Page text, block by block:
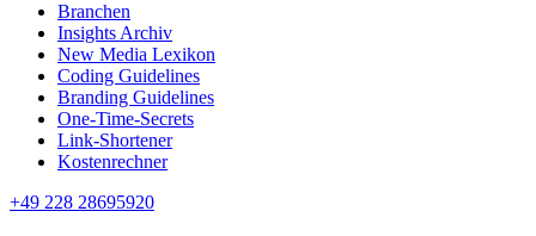
Branchen
Insights Archiv
New Media Lexikon
Coding Guidelines
Branding Guidelines
One-Time-Secrets
Link-Shortener
Kostenrechner
+49 228 28695920